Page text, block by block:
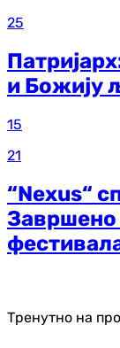
25
и Божију
15
21
“Nexus“
Завршено
Тренутно на